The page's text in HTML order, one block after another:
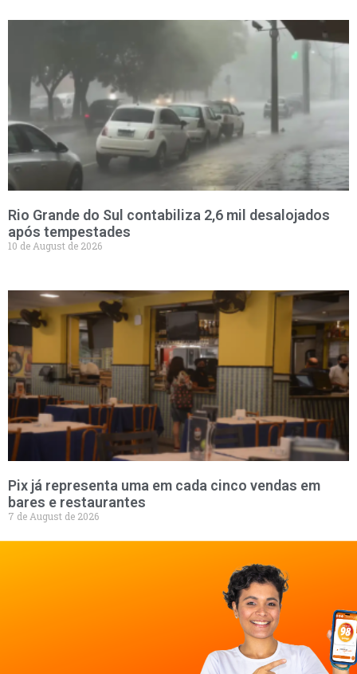
Rio Grande do Sul contabiliza 2,6 mil desalojados
após tempestades
10 de August de 2026
Pix já representa uma em cada cinco vendas em
bares e restaurantes
7 de August de 2026